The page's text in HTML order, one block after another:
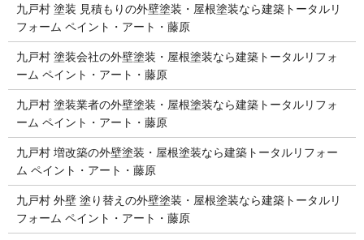
九戸村 塗装 見積もりの外壁塗装・屋根塗装なら建築トータルリ
フォーム ペイント・アート・藤原
九戸村 塗装会社の外壁塗装・屋根塗装なら建築トータルリフォ
ーム ペイント・アート・藤原
九戸村 塗装業者の外壁塗装・屋根塗装なら建築トータルリフォ
ーム ペイント・アート・藤原
九戸村 増改築の外壁塗装・屋根塗装なら建築トータルリフォー
ム ペイント・アート・藤原
九戸村 外壁 塗り替えの外壁塗装・屋根塗装なら建築トータルリ
フォーム ペイント・アート・藤原